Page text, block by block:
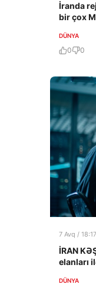
İranda
bir çox
DÜNYA
0 0
7 Avq / 18:17
İRAN
elanları
DÜNYA